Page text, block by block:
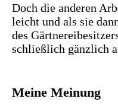
Doch die anderen
leicht und als sie
des
schließlich gänzlich
Meine Meinung